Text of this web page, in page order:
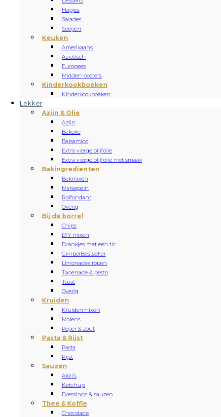
Hapjes
Salades
Soepen
Keuken
Amerikaans
Aziatisch
Europees
Midden-oosters
Kinderkookboeken
Kinderkookboeken
Lekker
Azijn & Olie
Azijn
Bakolie
Balsamico
Extra vierge olijfolie
Extra vierge olijfolie met smaak
Bakingredienten
Bakmixen
Marsepein
Rolfondant
Overig
Bij de borrel
Chips
DIY mixen
Drankjes met een tic
GimberBestseller
Limonadesiropen
Tapenade & pesto
Toast
Overig
Kruiden
Kruidenmixen
Molens
Peper & zout
Pasta & Rijst
Pasta
Rijst
Sauzen
Aioli’s
Ketchup
Dressings & sauzen
Thee & Koffie
Chocolade